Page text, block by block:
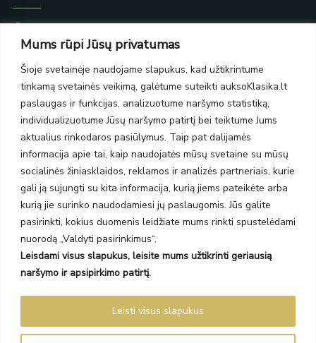
Mums rūpi Jūsų privatumas
Šioje svetainėje naudojame slapukus, kad užtikrintume
tinkamą svetainės veikimą, galėtume suteikti auksoKlasika.lt
paslaugas ir funkcijas, analizuotume naršymo statistiką,
individualizuotume Jūsų naršymo patirtį bei teiktume Jums
aktualius rinkodaros pasiūlymus. Taip pat dalijamės
informacija apie tai, kaip naudojatės mūsų svetaine su mūsų
socialinės žiniasklaidos, reklamos ir analizės partneriais, kurie
gali ją sujungti su kita informacija, kurią jiems pateikėte arba
kurią jie surinko naudodamiesi jų paslaugomis. Jūs galite
pasirinkti, kokius duomenis leidžiate mums rinkti spustelėdami
nuorodą „Valdyti pasirinkimus“.
Leisdami visus slapukus, leisite mums užtikrinti geriausią
naršymo ir apsipirkimo patirtį.
Leisti visus slapukus
PC Molas, Klaipėda
PC BIG 2, Klaipėda
Šilutės pl. 35
PC Banginis, Klaipėda
NAUJIENLAIŠKIS
Prenumeruokite ir gaukite pasiūlymus, naujienas bei riboto
leidimo kolekcijas.
SIŲSTI
Auksoklasika.lt © 2026 Visos teisės saugomos